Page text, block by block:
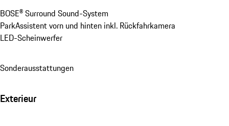
BOSE® Surround Sound-System
ParkAssistent vorn und hinten inkl. Rückfahrkamera
LED-Scheinwerfer
Sonderausstattungen
Exterieur